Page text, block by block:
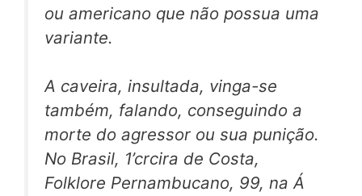
ou americano que não possua uma
variante.
A caveira, insultada, vinga-se
também, falando, conseguindo a
morte do agressor ou sua punição.
No Brasil, 1’crcira de Costa,
Folklore Pernambucano, 99, na Á